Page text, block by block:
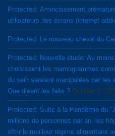
Protected: Amincissement prématuré du cortex chez les grands
utilisateurs des écrans (internet
Protected: Le nouveau cheval du
Protected: Nouvelle étude: Au
choisissent les mamogrammes
du sein seraient manipulées par les
Que disent les faits ? October 6,
Protected: Suite à la Pandémie du
millions de personnes par an, les
offrir le meilleur régime alimentaire